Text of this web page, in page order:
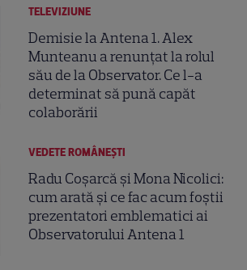
TELEVIZIUNE
Demisie la Antena 1. Alex
Munteanu a renunțat la rolul
său de la Observator. Ce l-a
determinat să pună capăt
colaborării
VEDETE ROMÂNEŞTI
Radu Coșarcă și Mona Nicolici:
cum arată și ce fac acum foștii
prezentatori emblematici ai
Observatorului Antena 1